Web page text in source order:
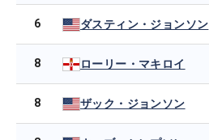
6 ダスティン・ジョンソン
8 ローリー・マキロイ
8 ザック・ジョンソン